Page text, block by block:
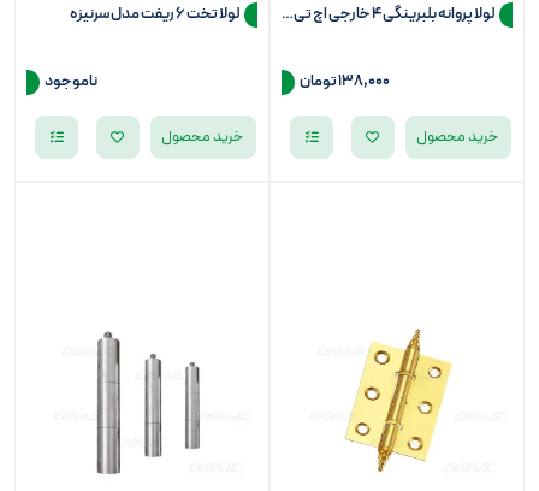
لولا پروانه بلبرینگی 4 خارجی اچ تی ان (HTN) مدل 7100
138,000 تومان
خرید محصول
لولا تخت 6 ریفت مدل سرنیزه
ناموجود
خرید محصول